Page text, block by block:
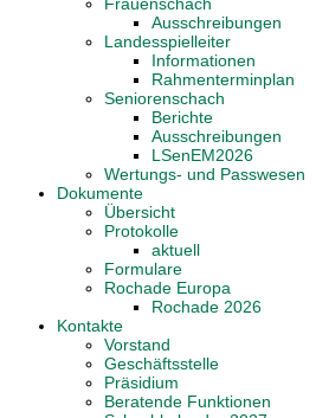
Ausschreibungen
Landesspielleiter
Informationen
Rahmenterminplan
Seniorenschach
Berichte
Ausschreibungen
LSenEM2026
Wertungs- und Passwesen
Dokumente
Übersicht
Protokolle
aktuell
Formulare
Rochade Europa
Rochade 2026
Kontakte
Vorstand
Geschäftsstelle
Präsidium
Beratende Funktionen